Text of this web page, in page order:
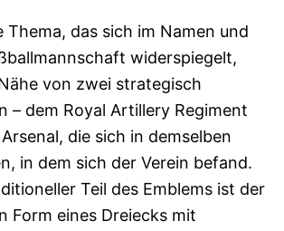
Thema, das sich im Namen und
widerspiegelt,
von zwei strategisch
– dem Royal Artillery Regiment
die sich in demselben
in dem sich der Verein befand.
Teil des Emblems ist der
Form eines Dreiecks mit